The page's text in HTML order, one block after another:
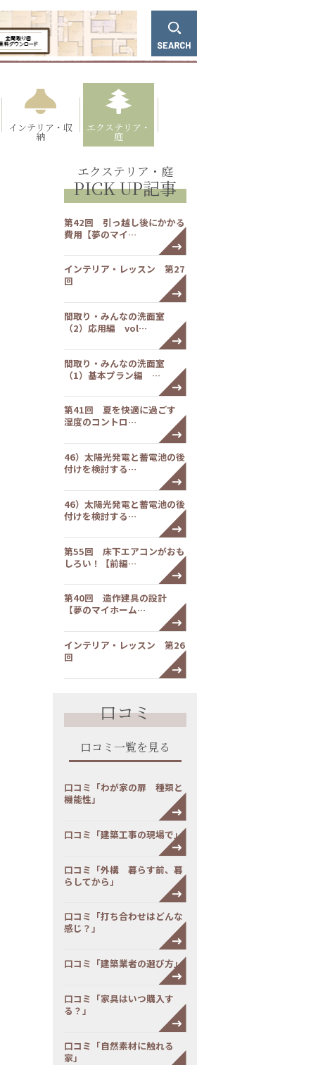
インテリア・収
納
エクステリア・
庭
エクステリア・庭
PICK UP記事
第42回 引っ越し後にかかる
費用【夢のマイ…
インテリア・レッスン 第27
回
間取り・みんなの洗面室
（2）応用編 vol…
間取り・みんなの洗面室
（1）基本プラン編 …
第41回 夏を快適に過ごす
湿度のコントロ…
46）太陽光発電と蓄電池の後
付けを検討する…
46）太陽光発電と蓄電池の後
付けを検討する…
第55回 床下エアコンがおも
しろい！【前編…
第40回 造作建具の設計
【夢のマイホーム…
インテリア・レッスン 第26
回
口コミ
口コミ一覧を見る
口コミ「わが家の扉 種類と
機能性」
口コミ「建築工事の現場で」
口コミ「外構 暮らす前、暮
らしてから」
口コミ「打ち合わせはどんな
感じ？」
口コミ「建築業者の選び方」
口コミ「家具はいつ購入す
る？」
口コミ「自然素材に触れる
家」